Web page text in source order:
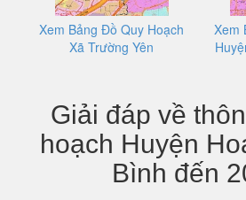
Xem Bảng Đồ Quy Hoạch
Xã Trường Yên
Xem
Giải đáp về
hoạch Huyện
Bình đến